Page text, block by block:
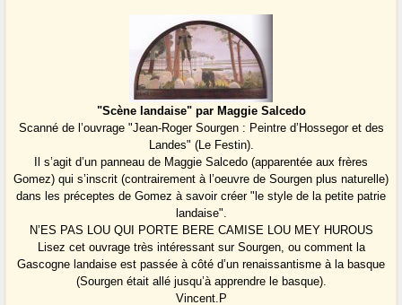
"Scène landaise" par Maggie Salcedo
Scanné de l’ouvrage "Jean-Roger Sourgen : Peintre d’Hossegor et des
Landes" (Le Festin).
Il s’agit d’un panneau de Maggie Salcedo (apparentée aux frères
Gomez) qui s’inscrit (contrairement à l’oeuvre de Sourgen plus naturelle)
dans les préceptes de Gomez à savoir créer "le style de la petite patrie
landaise".
N’ES PAS LOU QUI PORTE BERE CAMISE LOU MEY HUROUS
Lisez cet ouvrage très intéressant sur Sourgen, ou comment la
Gascogne landaise est passée à côté d’un renaissantisme à la basque
(Sourgen était allé jusqu’à apprendre le basque).
Vincent.P